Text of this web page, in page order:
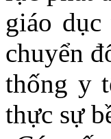
giáo
chuyển
thống y
thực sự